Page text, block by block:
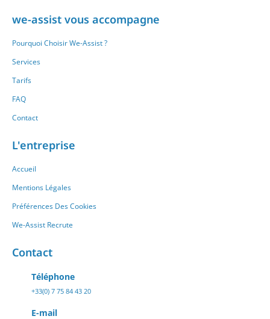
we-assist vous accompagne
Pourquoi Choisir We-Assist ?
Services
Tarifs
FAQ
Contact
L'entreprise
Accueil
Mentions Légales
Préférences Des Cookies
We-Assist Recrute
Contact
Téléphone
+33(0) 7 75 84 43 20
E-mail